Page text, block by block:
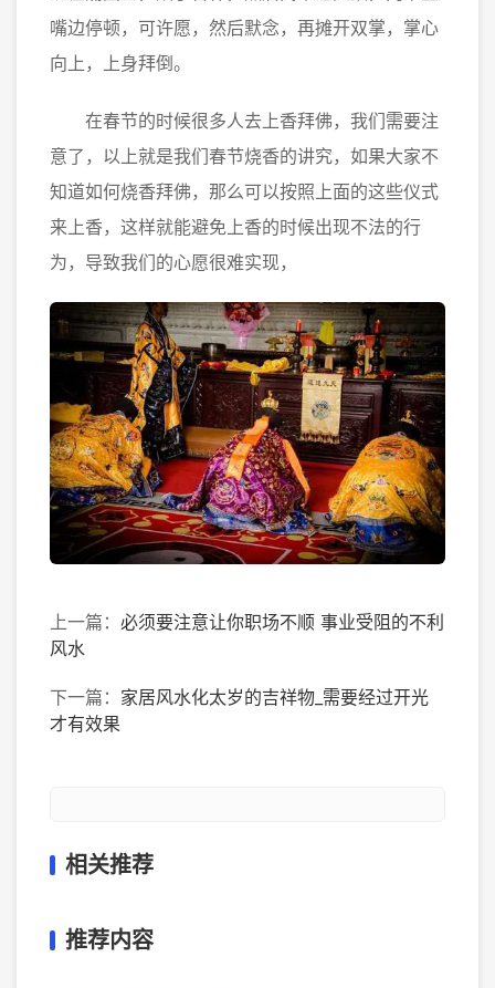
嘴边停顿，可许愿，然后默念，再摊开双掌，掌心
向上，上身拜倒。
在春节的时候很多人去上香拜佛，我们需要注
意了，以上就是我们春节烧香的讲究，如果大家不
知道如何烧香拜佛，那么可以按照上面的这些仪式
来上香，这样就能避免上香的时候出现不法的行
为，导致我们的心愿很难实现，
上一篇： 必须要注意让你职场不顺 事业受阻的不利
风水
下一篇： 家居风水化太岁的吉祥物_需要经过开光
才有效果
相关推荐
推荐内容